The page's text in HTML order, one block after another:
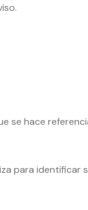
se hace
para identificar